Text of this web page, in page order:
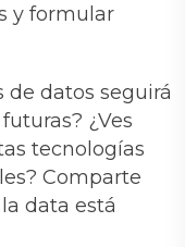
y formular
de datos seguirá
¿Ves
tecnologías
Comparte
data está